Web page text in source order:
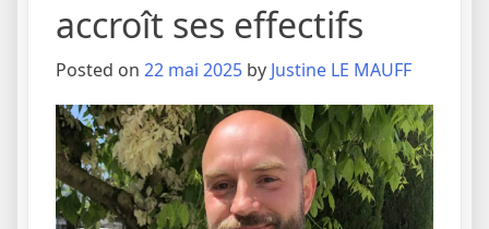
accroît ses effectifs
Posted on 22 mai 2025 by Justine LE MAUFF